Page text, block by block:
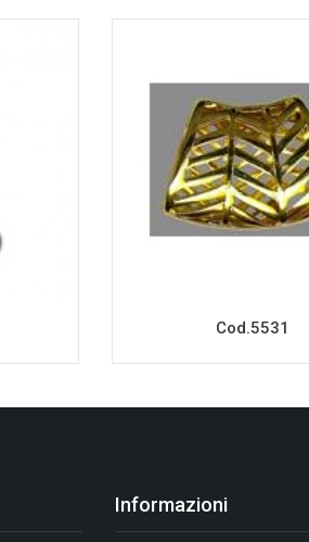
Cod.5531
Informazioni